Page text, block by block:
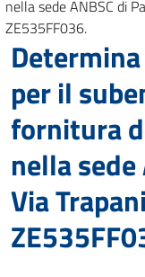
nella sede ANBSC di
ZE535FF036.
per il
fornitura
nella sede
Via